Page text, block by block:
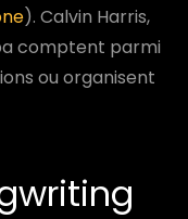
). Calvin Harris,
comptent parmi
ou organisent